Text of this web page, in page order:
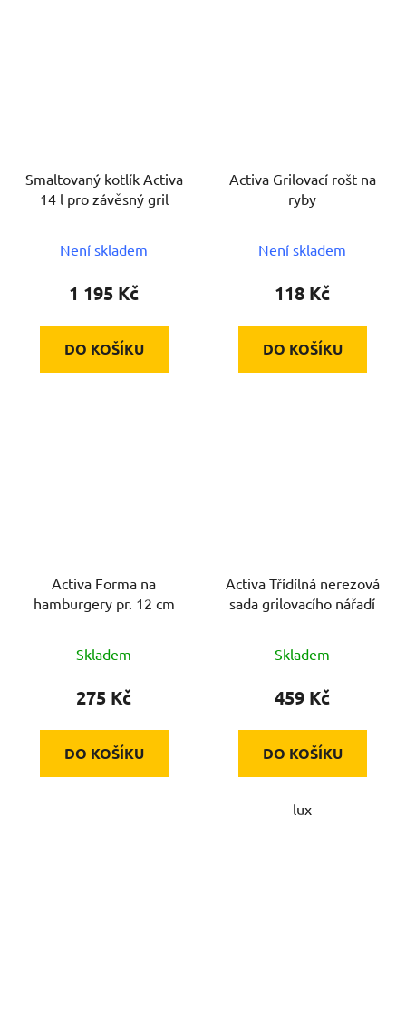
Smaltovaný kotlík Activa
14 l pro závěsný gril
Není skladem
1 195 Kč
DO KOŠÍKU
Activa Grilovací rošt na
ryby
Není skladem
118 Kč
DO KOŠÍKU
Activa Forma na
hamburgery pr. 12 cm
Skladem
275 Kč
DO KOŠÍKU
Activa Třídílná nerezová
sada grilovacího nářadí
Skladem
459 Kč
DO KOŠÍKU
lux